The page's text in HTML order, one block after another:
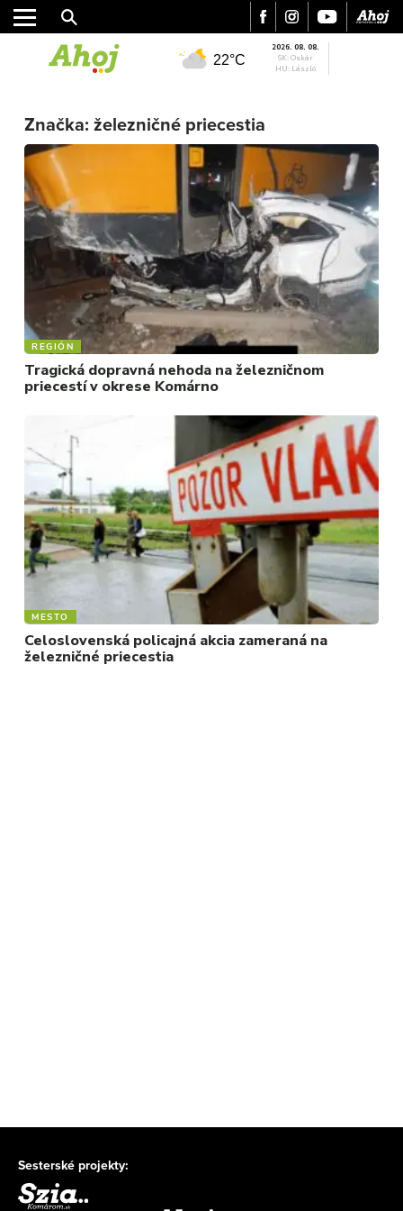
MESTO
REGIÓN
ŠPORT
KULTÚRA
FOTKY
VIDEO
MIX
22°C
2026. 08. 08.
SK: Oskár
HU: László
Značka: železničné priecestia
REGIÓN
Tragická dopravná nehoda na železničnom
priecestí v okrese Komárno
MESTO
Celoslovenská policajná akcia zameraná na
železničné priecestia
Sesterské projekty: